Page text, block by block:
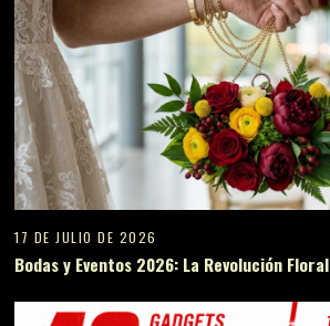
17 DE JULIO DE 2026
Bodas y Eventos 2026: La Revolución Floral